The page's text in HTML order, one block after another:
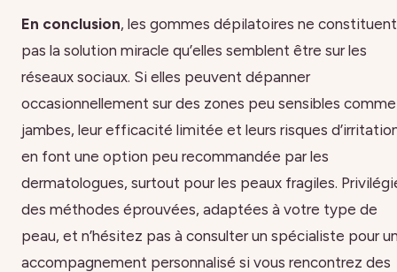
En conclusion, les gommes dépilatoires ne constituent
pas la solution miracle qu’elles semblent être sur les
réseaux sociaux. Si elles peuvent dépanner
occasionnellement sur des zones peu sensibles
jambes, leur efficacité limitée et leurs risques
en font une option peu recommandée par les
dermatologues, surtout pour les peaux fragiles.
des méthodes éprouvées, adaptées à votre type de
peau, et n’hésitez pas à consulter un spécialiste pour
accompagnement personnalisé si vous rencontrez des